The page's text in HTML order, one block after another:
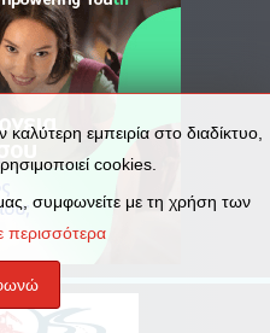
εμπειρία στο διαδίκτυο,
cookies.
συμφωνείτε με τη χρήση των
περισσότερα